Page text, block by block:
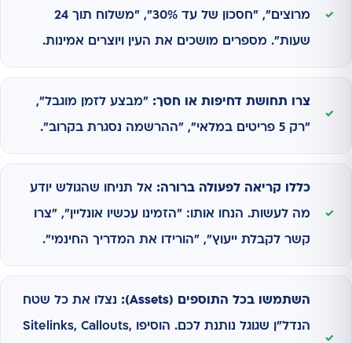
מרוצים", "חסכון של עד 30%", "משלוח תוך 24
שעות". מספרים מושכים את העין ויוצרים אמינות.
צרו תחושת דחיפות או חסך: "מבצע לזמן מוגבל",
"רק 5 פריטים במלאי", "ההרשמה נסגרת בקרוב".
כללו קריאה לפעולה ברורה: אל תניחו שהגולש יודע
מה לעשות. הנחו אותו: "הזמינו עכשיו אונליין", "צרו
קשר לקבלת ייעוץ", "הורידו את המדריך החינמי".
השתמשו בכל התוספים (Assets): נצלו את כל שטח
הנדל"ן שגוגל נותנת לכם. הוסיפו Sitelinks, Callouts,